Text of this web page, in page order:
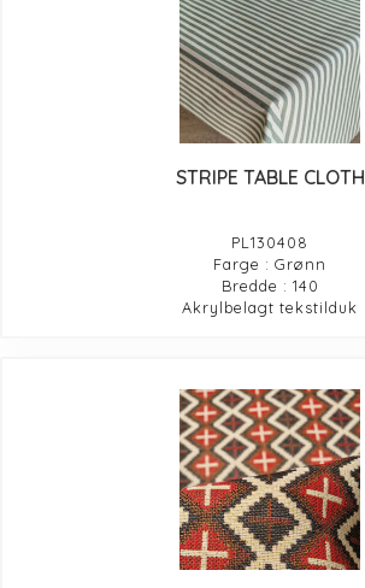
STRIPE TABLE CLOTH
PL130408
Farge : Grønn
Bredde : 140
Akrylbelagt tekstilduk